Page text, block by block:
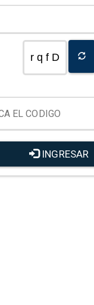
r q f D
INGRESAR